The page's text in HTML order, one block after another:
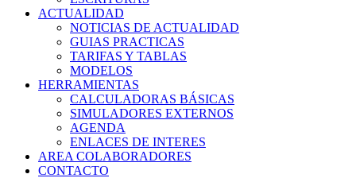
ACTUALIDAD
NOTICIAS DE ACTUALIDAD
GUIAS PRACTICAS
TARIFAS Y TABLAS
MODELOS
HERRAMIENTAS
CALCULADORAS BÁSICAS
SIMULADORES EXTERNOS
AGENDA
ENLACES DE INTERES
AREA COLABORADORES
CONTACTO